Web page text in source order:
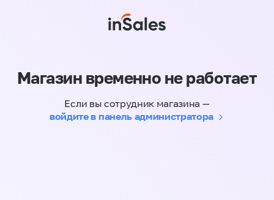
Магазин временно не работает
Если вы сотрудник магазина —
войдите в панель администратора